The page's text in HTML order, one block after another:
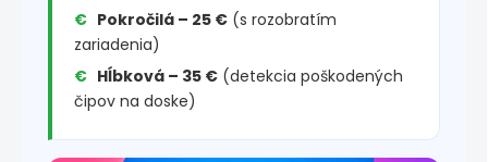
Pokročilá – 25 € (s rozobratím
zariadenia)
Hĺbková – 35 € (detekcia poškodených
čipov na doske)